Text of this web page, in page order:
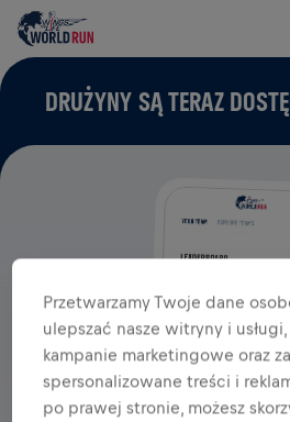
DRUŻYNY SĄ TERAZ
Przetwarzamy Twoje dane
ulepszać nasze witryny i
kampanie marketingowe oraz
spersonalizowane treści i
po prawej stronie, możesz